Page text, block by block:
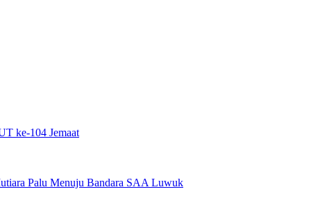
ke-104 Jemaat
Palu Menuju Bandara SAA Luwuk